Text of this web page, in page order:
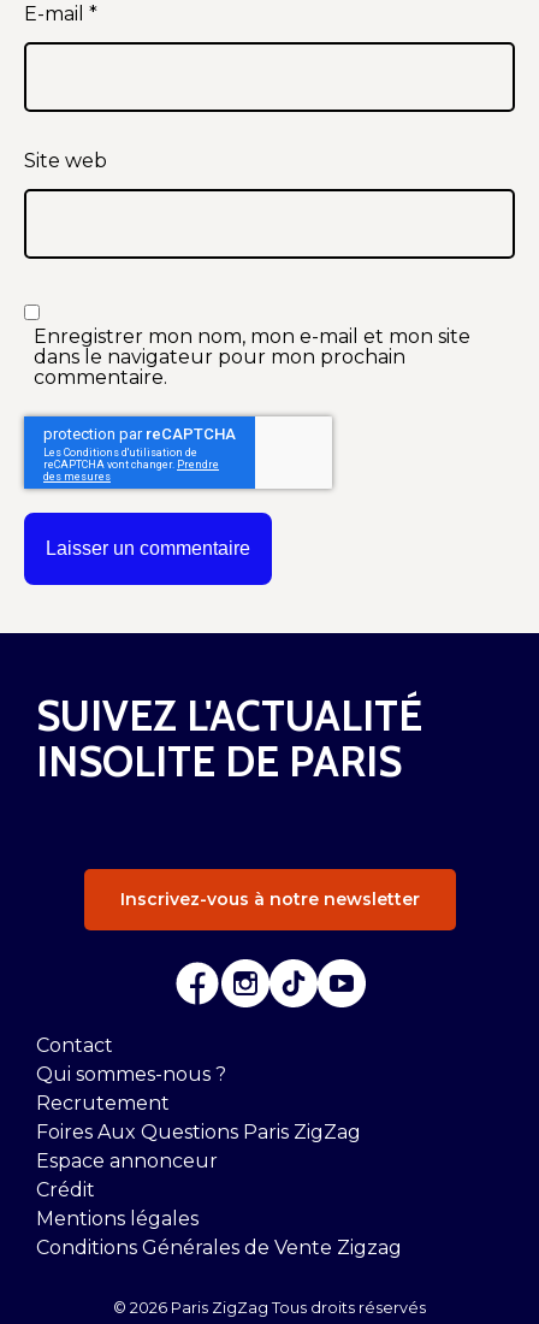
E-mail *
Site web
Enregistrer mon nom, mon e-mail et mon site
dans le navigateur pour mon prochain
commentaire.
SUIVEZ L'ACTUALITÉ
INSOLITE DE PARIS
Inscrivez-vous à notre newsletter
Contact
Qui sommes-nous ?
Recrutement
Foires Aux Questions Paris ZigZag
Espace annonceur
Crédit
Mentions légales
Conditions Générales de Vente Zigzag
© 2026 Paris ZigZag Tous droits réservés